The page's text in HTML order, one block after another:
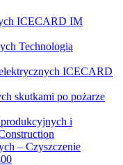
ICECARD IM
Technologią
ICECARD
skutkami po pożarze
i
– Czyszczenie